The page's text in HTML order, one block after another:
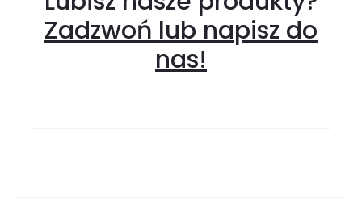
Zadzwoń lub napisz do
nas!